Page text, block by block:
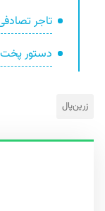
تاجر
دستور
زرین‌پال